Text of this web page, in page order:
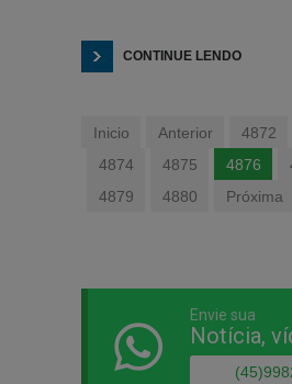
CONTINUE LENDO
Inicio Anterior 4872
4874
4875 4876
4879
4880 Próxima
Envie sua
Notícia,